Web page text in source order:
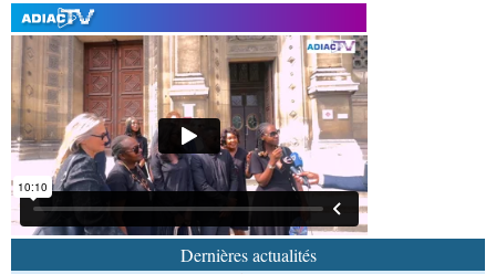
Dernières actualités
06-08-2026 09:24
PolitiqueAssemblée nationale: la Commission
Ecofin s’imprègne des réalités du CHU-B
06-08-2026 08:52
PolitiqueVie des institutions : Pierre Ngolo et
Pierre Oba jettent les bases d’une collaboration
fructueuse
06-08-2026 08:30
Centrafrique : les sanctions de
l'ONU cachent la guerre silencieuse pour le
contrôle des ressources